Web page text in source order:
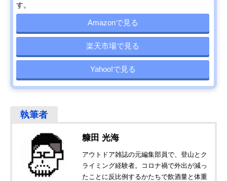
す。
Amazonで見る
楽天市場で見る
Yahoo!で見る
糠田 光海
アウトドア雑誌の元編集部員で、登山とク
ライミング経験者。コロナ禍で外出が減っ
たことに反比例するかたちで飲酒量と体重